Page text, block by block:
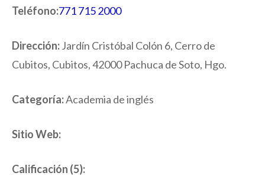
Teléfono:771 715 2000
Dirección:Jardín Cristóbal Colón 6, Cerro de
Cubitos, Cubitos, 42000 Pachuca de Soto, Hgo.
Categoría:Academia de inglés
Sitio Web:
Calificación (5):